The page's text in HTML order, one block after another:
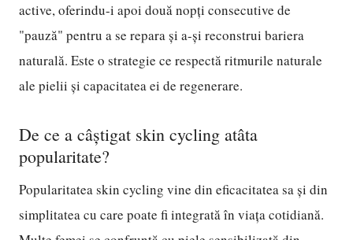
active, oferindu-i apoi două nopți consecutive de
"pauză" pentru a se repara și a-și reconstrui bariera
naturală. Este o strategie ce respectă ritmurile naturale
ale pielii și capacitatea ei de regenerare.
De ce a câștigat skin cycling atâta
popularitate?
Popularitatea skin cycling vine din eficacitatea sa și din
simplitatea cu care poate fi integrată în viața cotidiană.